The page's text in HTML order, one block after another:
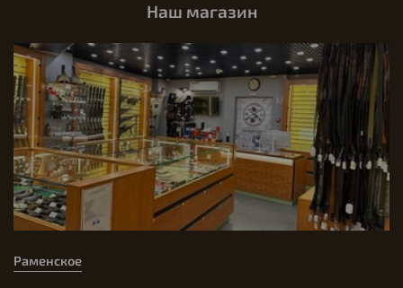
Наш магазин
Раменское